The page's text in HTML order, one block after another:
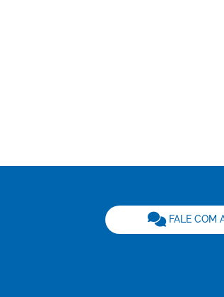
FALE COM